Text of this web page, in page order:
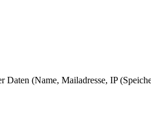
(Name, Mailadresse, IP